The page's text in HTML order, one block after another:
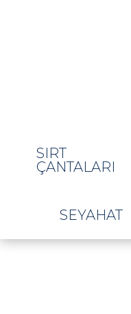
SIRT
ÇANTALARI
SEYAHAT